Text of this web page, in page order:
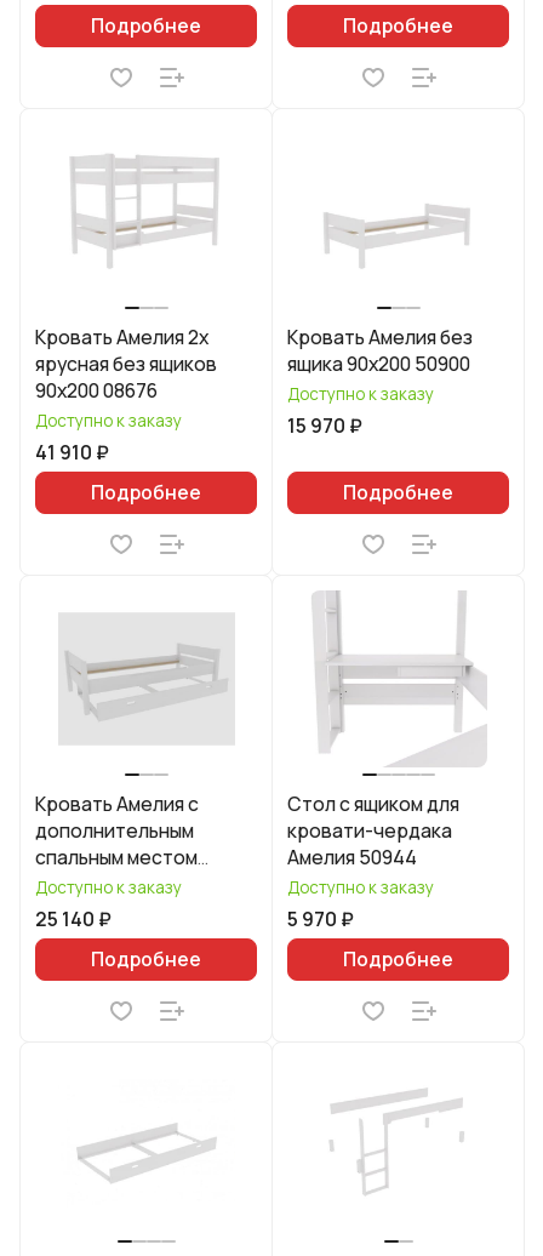
Подробнее
Подробнее
Кровать Амелия 2х
ярусная без ящиков
90х200 08676
Доступно к заказу
41 910 ₽
Подробнее
Кровать Амелия без
ящика 90х200 50900
Доступно к заказу
15 970 ₽
Подробнее
Кровать Амелия с
дополнительным
спальным местом
90х200 50905
Доступно к заказу
25 140 ₽
Подробнее
Стол с ящиком для
кровати-чердака
Амелия 50944
Доступно к заказу
5 970 ₽
Подробнее